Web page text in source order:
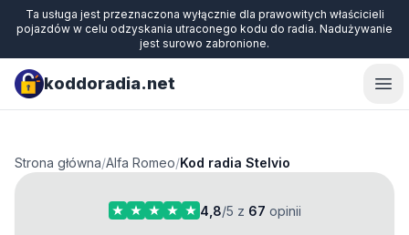
Ta usługa jest przeznaczona wyłącznie dla prawowitych właścicieli
pojazdów w celu odzyskania utraconego kodu do radia. Nadużywanie
jest surowo zabronione.
koddoradia.net
Strona główna/Alfa Romeo/Kod radia Stelvio
4,8/5 z 67 opinii